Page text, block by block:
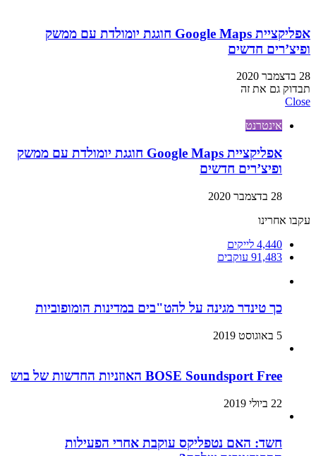
אפליקציית Google Maps חוגגת יומולדת עם ממשק
ופיצ’רים חדשים
28 בדצמבר 2020
תבדוק גם את זה
Close
אינטרנט
אפליקציית Google Maps חוגגת יומולדת עם ממשק
ופיצ’רים חדשים
28 בדצמבר 2020
עקבו אחרינו
4,440 לייקים
91,483 עוקבים
כך טינדר מגינה על להט"בים במדינות הומופוביות
5 באוגוסט 2019
BOSE Soundsport Free האוזניות החדשות של בוש
22 ביולי 2019
חשד: האם נטפליקס עוקבת אחרי הפעילות